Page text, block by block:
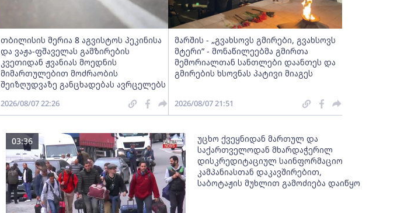
თბილისის მერია 8 აგვისტოს პეკინისა
და ვაჟა-ფშაველას გამზირების
კვეთიდან ჟვანიას მოედნის
მიმართულებით მოძრაობის
შეიზღუდვაზე განცხადებას ავრცელებს
2026/08/07 22:26
მარშის - „გვახსოვს გმირები, გვახსოვს
მტერი” - მონაწილეებმა გმირთა
მემორიალთან სანთლები დაანთეს და
გმირების ხსოვნას პატივი მიაგეს
2026/08/07 21:51
უცხო ქვეყნიდან მართულ და
საქართველოდან მხარდაჭერილ
დისკრედიტაციულ საინფორმაციო
კამპანიასთან დაკავშირებით,
საბოტაჟის მუხლით გამოძიება დაიწყო
03:36